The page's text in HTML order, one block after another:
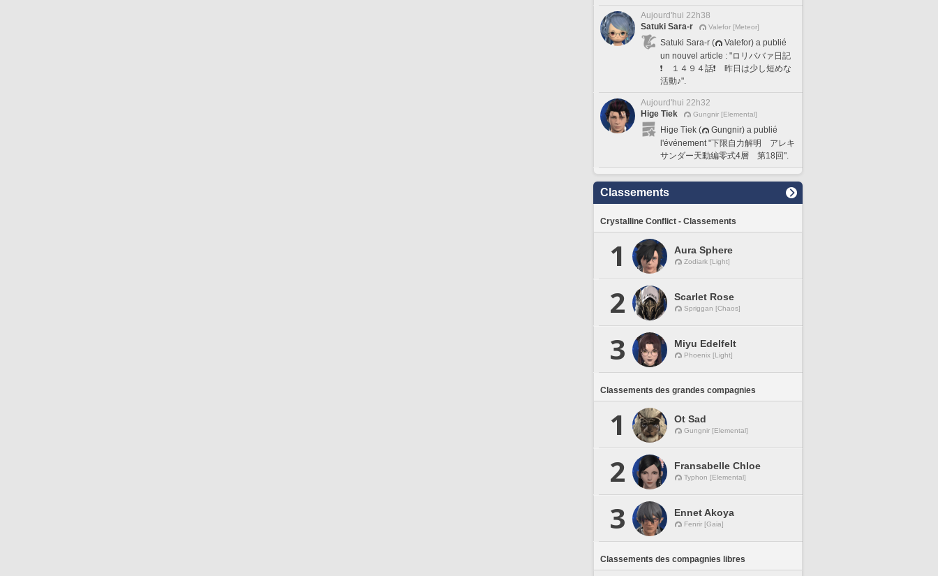
Aujourd'hui 22h38
Satuki Sara-r
Valefor [Meteor]
Satuki Sara-r (
Valefor) a publié
un nouvel article : "ロリババァ日記
❗️ １４９４話❗️ 昨日は少し短めな
活動♪".
Aujourd'hui 22h32
Hige Tiek
Gungnir [Elemental]
Hige Tiek (
Gungnir) a publié
l'événement "下限自力解明 アレキ
サンダー天動編零式4層 第18回".
Classements
Crystalline Conflict - Classements
1 Aura Sphere
Zodiark [Light]
2 Scarlet Rose
Spriggan [Chaos]
3 Miyu Edelfelt
Phoenix [Light]
Classements des grandes compagnies
1 Ot Sad
Gungnir [Elemental]
2 Fransabelle Chloe
Typhon [Elemental]
3 Ennet Akoya
Fenrir [Gaia]
Classements des compagnies libres